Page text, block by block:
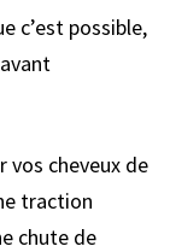
c’est possible,
vos cheveux de
traction
chute de